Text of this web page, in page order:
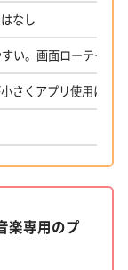
なし
い。画面ローテーシ
さくアプリ使用に支
楽専用のプ